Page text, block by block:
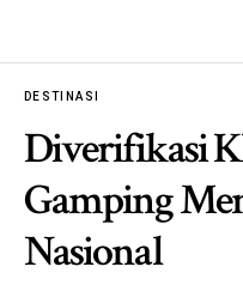
DESTINASI
Diverifikasi
Gamping
Nasional